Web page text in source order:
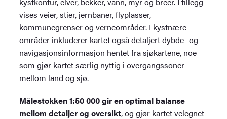
vises veier, stier, jernbaner, flyplasser,
kommunegrenser og verneområder. I kystnære
områder inkluderer kartet også detaljert dybde- og
navigasjonsinformasjon hentet fra sjøkartene, noe
som gjør kartet særlig nyttig i overgangssoner
mellom land og sjø.
Målestokken 1:50 000 gir en optimal balanse
mellom detaljer og oversikt, og gjør kartet velegnet